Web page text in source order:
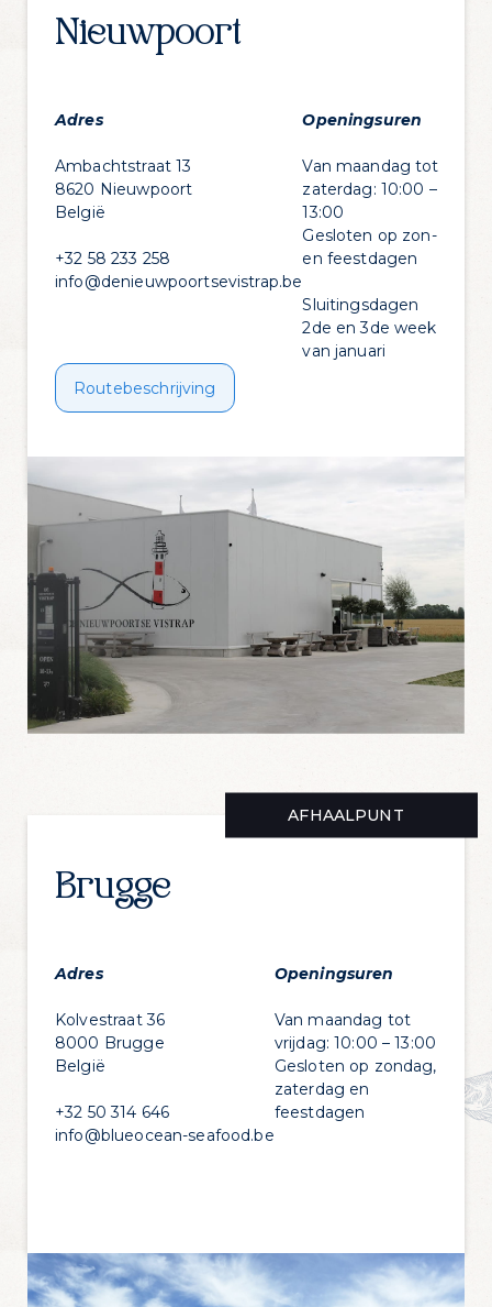
Nieuwpoort
Adres
Ambachtstraat 13
8620 Nieuwpoort
België
+32 58 233 258
info@denieuwpoortsevistrap.be
Openingsuren
Van maandag tot
zaterdag: 10:00 –
13:00
Gesloten op zon-
en feestdagen
Sluitingsdagen
2de en 3de week
van januari
Routebeschrijving
Aan de lichten sla je rechts af en volg je het
koning Albert I monument en sla nogmaals
Na de 4de brug sla je links af
Volg de Brugse Steenweg. Na het Power
tankstation, sla rechts af.
Aan Lazoore carwash sla je links in en volg je
de straat tot het einde. (voorbij het
containerpark)
De Nieuwpoortse Vistrap bevindt zich op het
einde van de straat rechts.
Eenmaal op het rond punt sla je af aan de 4de
volgen en rijd onder de E40
einde. (voorbij het containerpark)
De Nieuwpoortse Vistrap bevindt zich op het
einde van de straat rechts.
AFHAALPUNT
Brugge
Adres
Kolvestraat 36
8000 Brugge
België
+32 50 314 646
info@blueocean-seafood.be
Openingsuren
Van maandag tot
vrijdag: 10:00 – 13:00
Gesloten op zondag,
zaterdag en
feestdagen
Zin in dagelijks
visvoordeel?